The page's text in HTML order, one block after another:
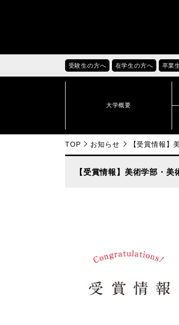
受験生の方へ 在学生の方へ 卒業
大学概要
TOP お知らせ 【受賞情報】
【受賞情報】美術学部・